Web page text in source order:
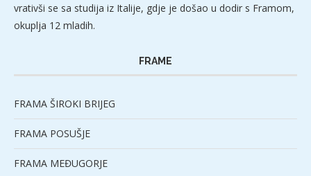
vrativši se sa studija iz Italije, gdje je došao u dodir s Framom,
okuplja 12 mladih.
FRAME
FRAMA ŠIROKI BRIJEG
FRAMA POSUŠJE
FRAMA MEĐUGORJE